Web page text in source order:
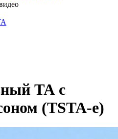
ТА с
(TSTA-e)